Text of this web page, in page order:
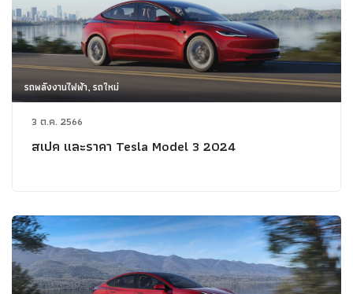
รถพลังงานไฟฟ้า, รถใหม่
3 ต.ค. 2566
สเปค และราคา Tesla Model 3 2024